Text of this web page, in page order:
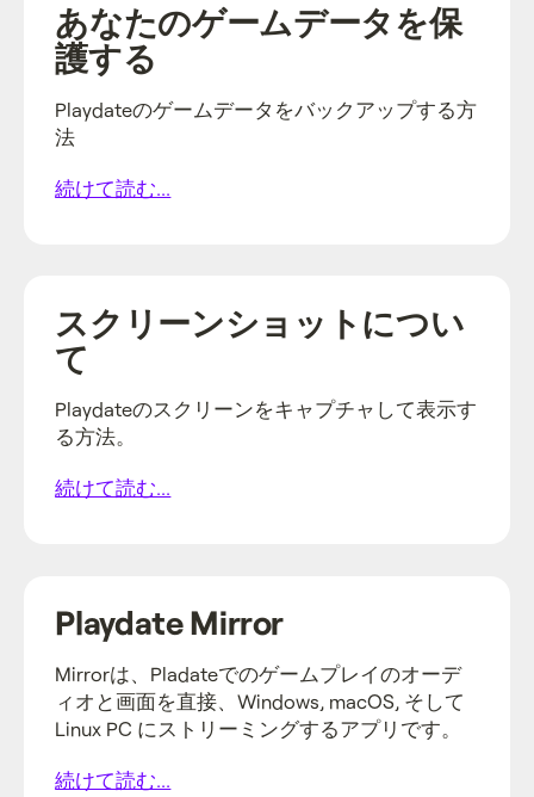
あなたのゲームデータを保
護する
Playdateのゲームデータをバックアップする方
法
続けて読む...
スクリーンショットについ
て
Playdateのスクリーンをキャプチャして表示す
る方法。
続けて読む...
Playdate Mirror
Mirrorは、Pladateでのゲームプレイのオーデ
ィオと画面を直接、Windows, macOS, そして
Linux PC にストリーミングするアプリです。
続けて読む...